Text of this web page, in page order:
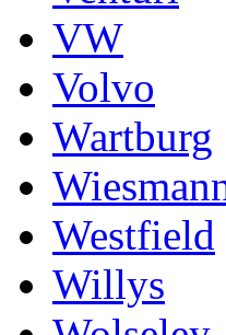
VW
Volvo
Wartburg
Westfield
Willys